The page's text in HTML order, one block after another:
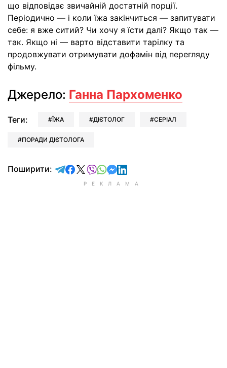
що відповідає звичайній достатній порції.
Періодично — і коли їжа закінчиться — запитувати
себе: я вже ситий? Чи хочу я їсти далі? Якщо так —
так. Якщо ні — варто відставити тарілку та
продовжувати отримувати дофамін від перегляду
фільму.
Джерело: Ганна Пархоменко
Теги: ЇЖА ДІЄТОЛОГ СЕРІАЛ
ПОРАДИ ДІЄТОЛОГА
Поширити: відправити у Telegram
поділитись у Facebook
поділитись у X
відправити у Viber
відправити у Whatsapp
відправити у Messenger
відправити у LinkedIn